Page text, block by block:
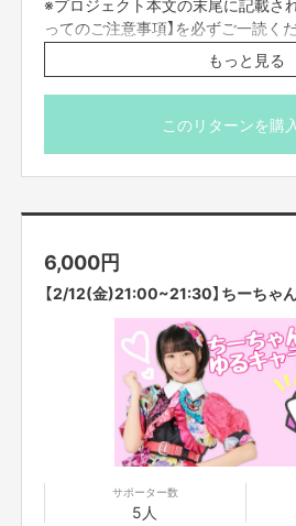
つぼみ大革命公式HP⇒http://
このプロジェクトでやりたいこと・やろうと思
私たちつぼみ大革命がいつもモットーにして
気にする」ということを実現したいと考え、
離れていても楽しめる、身近に感じてもらえ
【ご支援にあたってのご注意事項】
・タイトルに日付が入っているものは、その
す。同じ企画でも、日時が違いますので注意
・一度購入いただいたものは、キャンセルが
ののみご購入ください
・迷惑メールの対策などでドメイン指定を行
きない場合がございます。「@yoshimoto
■オンライントークなどについて
・オンライン会議ツールで参加者全員を同時
ってのご注意事項】を必ずご一読くだ
閉じる
もっと見る
このリターンを購
6,000円
【2/12(金)21:00~21:30】ちーちゃ
サポーター数
5人